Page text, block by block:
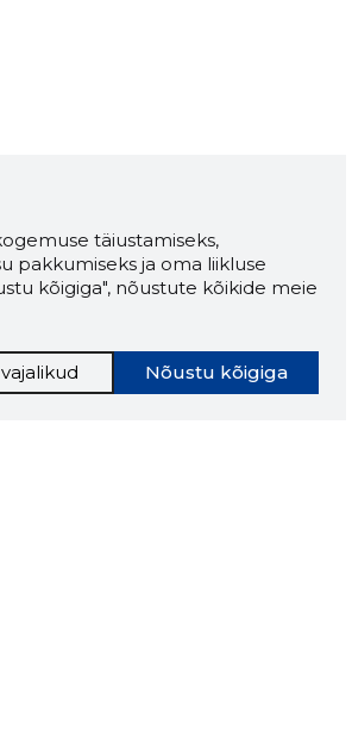
täiustamiseks,
pakkumiseks ja oma liikluse
kõigiga", nõustute kõikide meie
Nõustu kõigiga